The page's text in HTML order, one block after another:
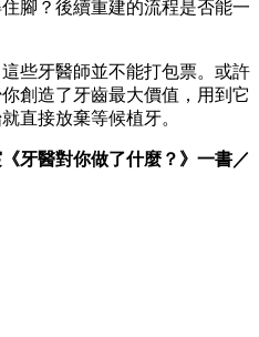
腳？後續重建的流程是否能一
些牙醫師並不能打包票。或許
創造了牙齒最大價值，用到它
直接放棄等候植牙。
牙醫對你做了什麼？》 一書／